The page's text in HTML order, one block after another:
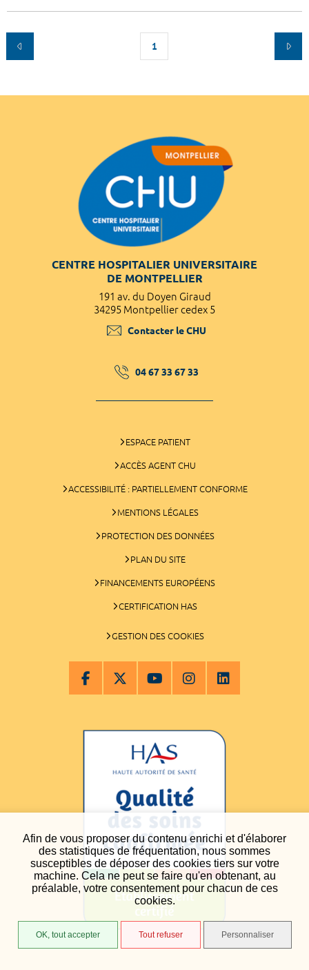
Afin de vous proposer du contenu enrichi et d'élaborer
des statistiques de fréquentation, nous sommes
susceptibles de déposer des cookies tiers sur votre
machine. Cela ne peut se faire qu'en obtenant, au
préalable, votre consentement pour chacun de ces
cookies.
OK, tout accepter Tout refuser Personnaliser
1
CENTRE HOSPITALIER UNIVERSITAIRE
DE MONTPELLIER
191 av. du Doyen Giraud
34295 Montpellier cedex 5
Contacter le CHU
04 67 33 67 33
ESPACE PATIENT
ACCÈS AGENT CHU
ACCESSIBILITÉ : PARTIELLEMENT CONFORME
MENTIONS LÉGALES
PROTECTION DES DONNÉES
PLAN DU SITE
FINANCEMENTS EUROPÉENS
CERTIFICATION HAS
GESTION DES COOKIES